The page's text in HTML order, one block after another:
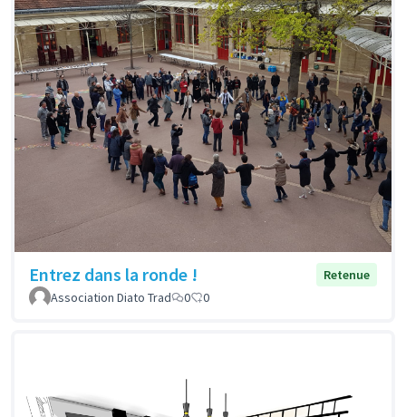
Entrez dans la ronde !
Retenue
Association Diato Trad
0 0